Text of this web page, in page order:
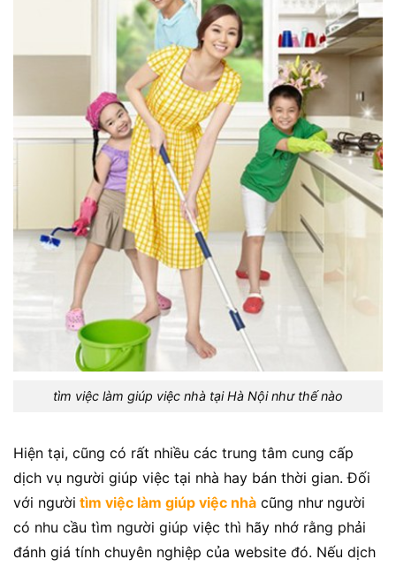
tìm việc làm giúp việc nhà tại Hà Nội như thế nào
Hiện tại, cũng có rất nhiều các trung tâm cung cấp
dịch vụ người giúp việc tại nhà hay bán thời gian. Đối
với người tìm việc làm giúp việc nhà cũng như người
có nhu cầu tìm người giúp việc thì hãy nhớ rằng phải
đánh giá tính chuyên nghiệp của website đó. Nếu dịch